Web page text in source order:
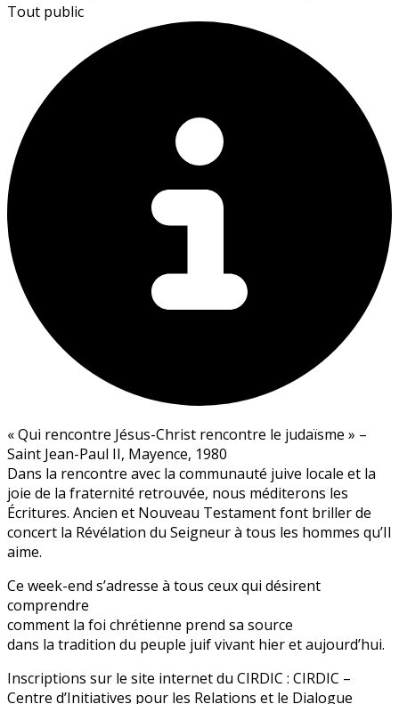
Tout public
« Qui rencontre Jésus-Christ rencontre le judaïsme » –
Saint Jean-Paul II, Mayence, 1980
Dans la rencontre avec la communauté juive locale et la
joie de la fraternité retrouvée, nous méditerons les
Écritures. Ancien et Nouveau Testament font briller de
concert la Révélation du Seigneur à tous les hommes qu’Il
aime.
Ce week-end s’adresse à tous ceux qui désirent
comprendre
comment la foi chrétienne prend sa source
dans la tradition du peuple juif vivant hier et aujourd’hui.
Inscriptions sur le site internet du CIRDIC : CIRDIC –
Centre d’Initiatives pour les Relations et le Dialogue